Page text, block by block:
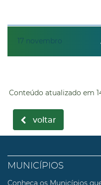
17 novembro
Conteúdo atualizado em
voltar
MUNICÍPIOS
Conheça os Municípios